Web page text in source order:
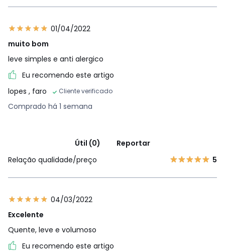
01/04/2022
muito bom
leve simples e anti alergico
Eu recomendo este artigo
lopes , faro Cliente verificado
Comprado há 1 semana
Útil (0)
Reportar
Relação qualidade/preço
5
04/03/2022
Excelente
Quente, leve e volumoso
Eu recomendo este artigo